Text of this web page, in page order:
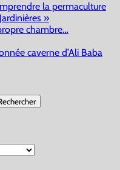
la permaculture
»
chambre…
caverne d’Ali Baba